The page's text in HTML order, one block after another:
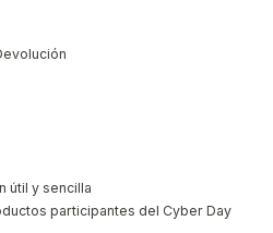
útil y sencilla
participantes del Cyber Day